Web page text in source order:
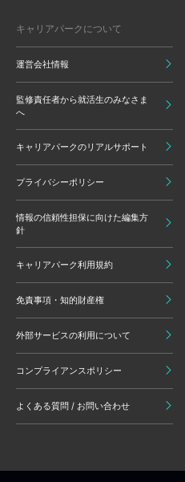
キャリアパークについて
運営会社情報
監修責任者から就活生のみなさま
へ
キャリアパークのリアルサポート
プライバシーポリシー
情報の信頼性担保に向けた編集方
針
キャリアパーク利用規約
免責事項・知的財産権
外部サービスの利用について
コンプライアンスポリシー
よくある質問 / お問い合わせ